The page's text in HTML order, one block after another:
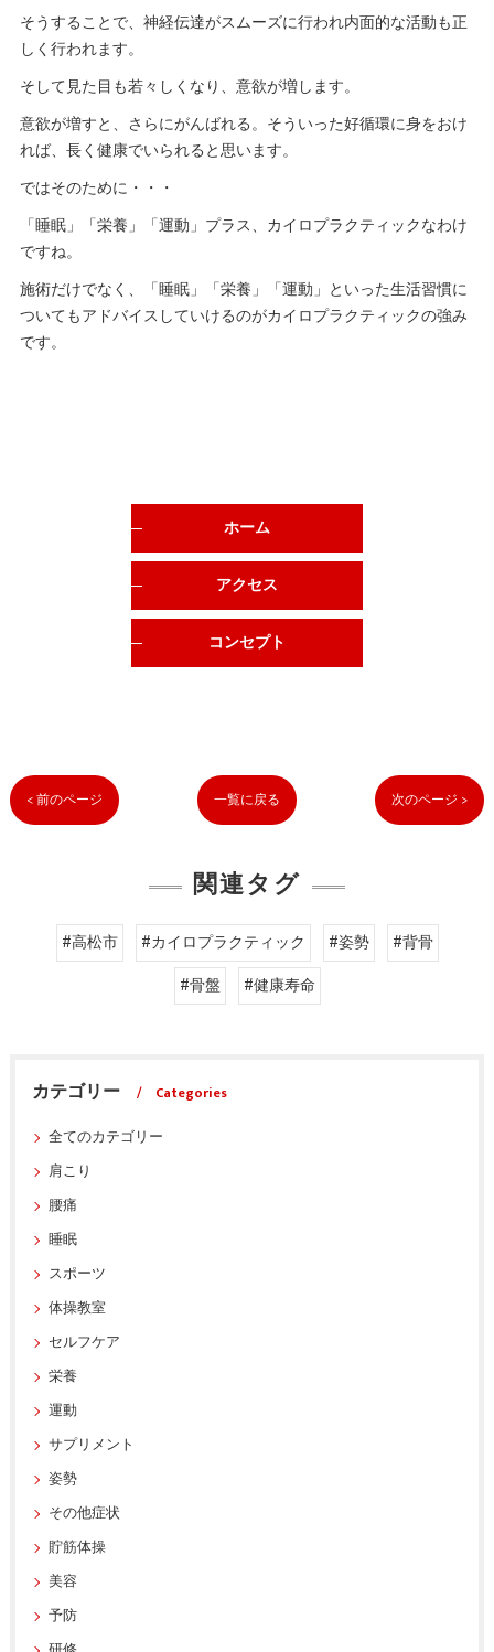
そうすることで、神経伝達がスムーズに行われ内面的な活動も正
しく行われます。
そして見た目も若々しくなり、意欲が増します。
意欲が増すと、さらにがんばれる。そういった好循環に身をおけ
れば、長く健康でいられると思います。
ではそのために・・・
「睡眠」「栄養」「運動」プラス、カイロプラクティックなわけ
ですね。
施術だけでなく、「睡眠」「栄養」「運動」といった生活習慣に
ついてもアドバイスしていけるのがカイロプラクティックの強み
です。
ホーム
アクセス
コンセプト
< 前のページ 一覧に戻る 次のページ >
関連タグ
#高松市 #カイロプラクティック #姿勢
#背骨
#骨盤
#健康寿命
カテゴリー
Categories
全てのカテゴリー
肩こり
腰痛
睡眠
スポーツ
体操教室
セルフケア
栄養
運動
サプリメント
姿勢
その他症状
貯筋体操
美容
予防